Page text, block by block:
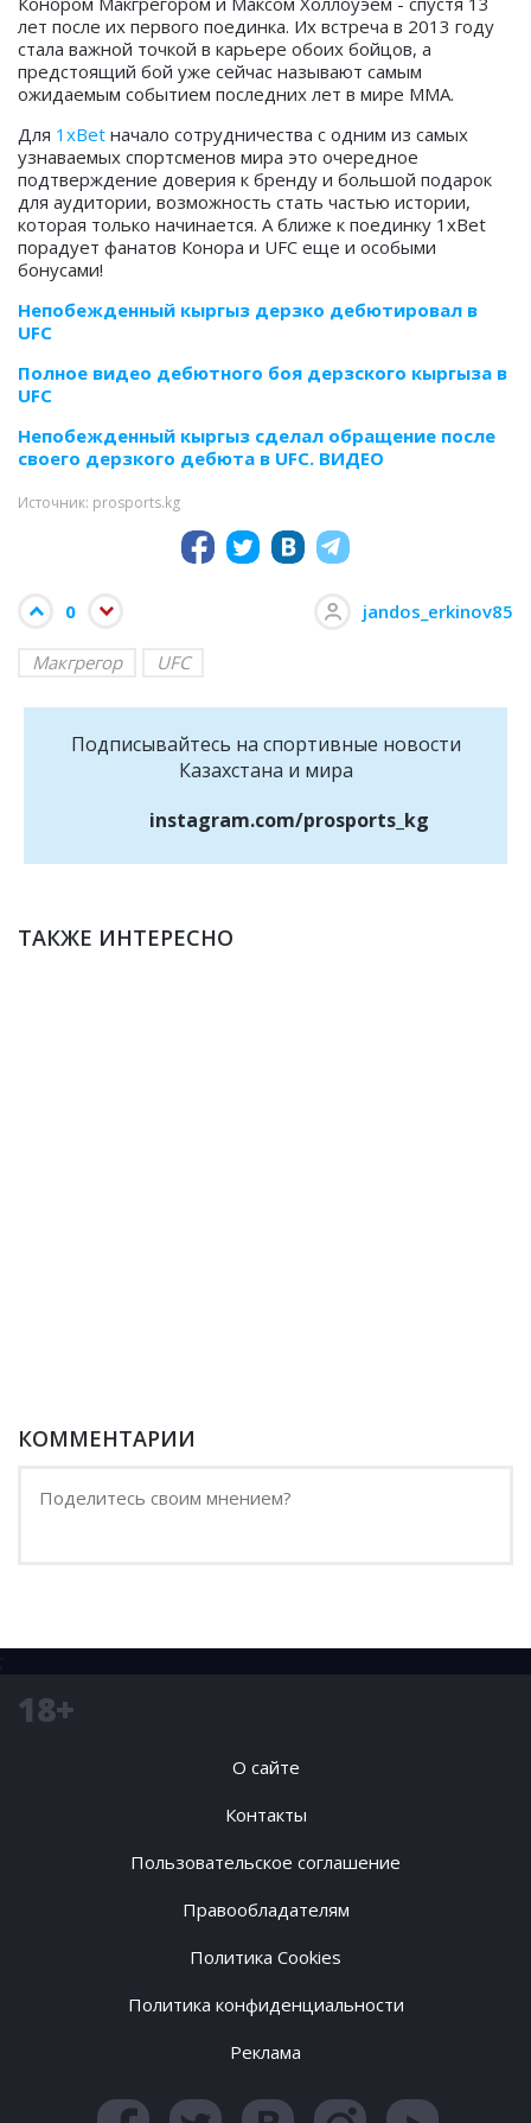
лет после их первого поединка. Их встреча в 2013 году
стала важной точкой в карьере обоих бойцов, а
предстоящий бой уже сейчас называют самым
ожидаемым событием последних лет в мире ММА.
Для 1xBet начало сотрудничества с одним из самых
узнаваемых спортсменов мира это очередное
подтверждение доверия к бренду и большой подарок
для аудитории, возможность стать частью истории,
которая только начинается. А ближе к поединку 1xBet
порадует фанатов Конора и UFC еще и особыми
бонусами!
Непобежденный кыргыз дерзко дебютировал в
UFC
Полное видео дебютного боя дерзского кыргыза в
UFC
Непобежденный кыргыз сделал обращение после
своего дерзкого дебюта в UFC. ВИДЕО
Источник: prosports.kg
0 jandos_erkinov85
Макгрегор UFC
Подписывайтесь на cпортивные новости
Казахстана и мира
instagram.com/prosports_kg
ТАКЖЕ ИНТЕРЕСНО
КОММЕНТАРИИ
;
18+
О сайте
Контакты
Пользовательское соглашение
Правообладателям
Политика Cookies
Политика конфиденциальности
Реклама